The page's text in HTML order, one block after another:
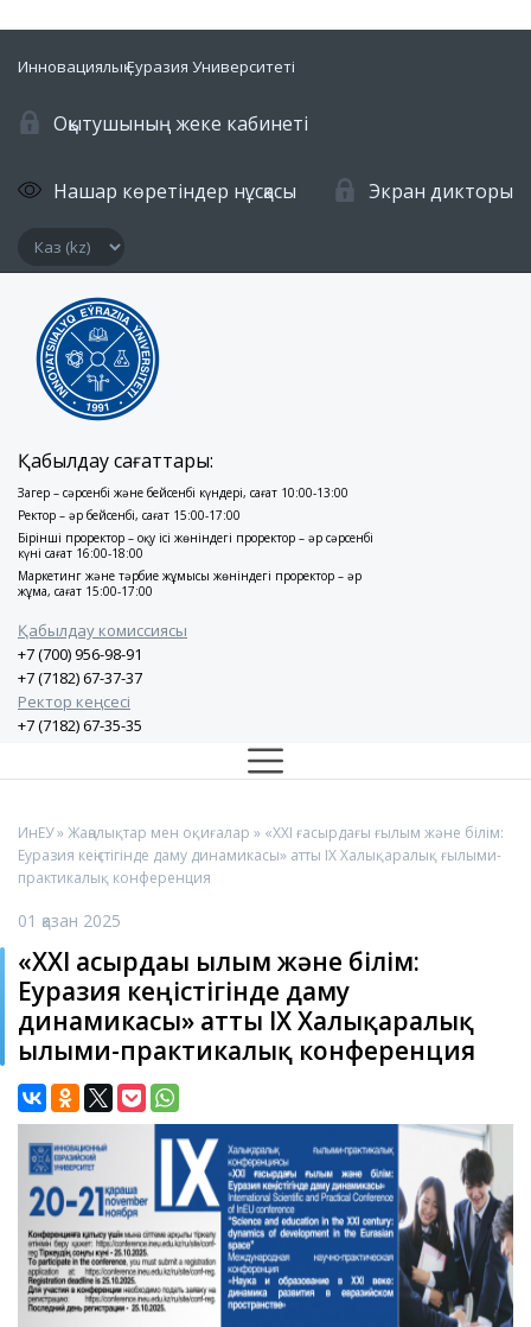
Инновациялық Еуразия Университеті
Оқытушының жеке кабинеті
Нашар көретіндер нұсқасы Экран дикторы
Қабылдау сағаттары:
Заңгер – сәрсенбі және бейсенбі күндері, сағат 10:00-13:00
Ректор – әр бейсенбі, сағат 15:00-17:00
Бірінші проректор – оқу ісі жөніндегі проректор – әр сәрсенбі
күні сағат 16:00-18:00
Маркетинг және тәрбие жұмысы жөніндегі проректор – әр
жұма, сағат 15:00-17:00
Қабылдау комиссиясы
+7 (700) 956-98-91
+7 (7182) 67-37-37
Ректор кеңсесі
+7 (7182) 67-35-35
ИнЕУ»Жаңалықтар мен оқиғалар » «XXI ғасырдағы ғылым және білім:
Еуразия кеңістігінде даму динамикасы» атты IX Халықаралық ғылыми-
практикалық конференция
01 қазан 2025
«XXI ғасырдағы ғылым және білім:
Еуразия кеңістігінде даму
динамикасы» атты IX Халықаралық
ғылыми-практикалық конференция